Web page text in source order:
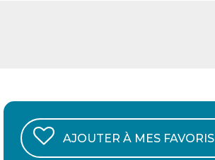
AJOUTER À MES FAVORIS